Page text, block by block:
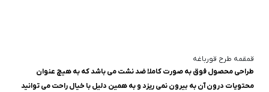
قمقمه طرح قورباغه
طراحی محصول فوق به صورت کاملا ضد نشت می باشد که به هیچ عنوان
محتویات درون آن به بیرون نمی ریزد و به همین دلیل با خیال راحت می توانید